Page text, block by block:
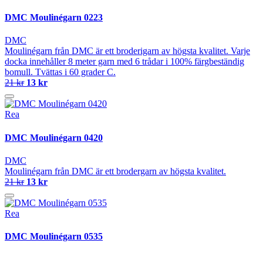
DMC Moulinégarn 0223
DMC
Moulinégarn från DMC är ett broderigarn av högsta kvalitet. Varje
docka innehåller 8 meter garn med 6 trådar i 100% färgbeständig
bomull. Tvättas i 60 grader C.
21 kr 13 kr
Rea
DMC Moulinégarn 0420
DMC
Moulinégarn från DMC är ett brodergarn av högsta kvalitet.
21 kr 13 kr
Rea
DMC Moulinégarn 0535